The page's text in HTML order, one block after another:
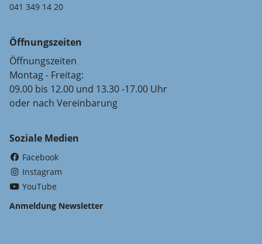
041 349 14 20
Öffnungszeiten
Öffnungszeiten
Montag - Freitag:
09.00 bis 12.00 und 13.30 -17.00 Uhr
oder nach Vereinbarung
Soziale Medien
Facebook
Instagram
YouTube
Anmeldung Newsletter